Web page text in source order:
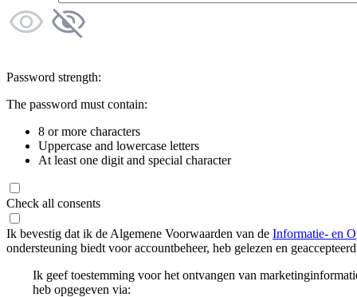
Password strength:
The password must contain:
8 or more characters
Uppercase and lowercase letters
At least one digit and special character
Check all consents
Ik bevestig dat ik de Algemene Voorwaarden van de Informatie- en
ondersteuning biedt voor accountbeheer, heb gelezen en
Ik geef toestemming voor het ontvangen van
heb opgegeven via: